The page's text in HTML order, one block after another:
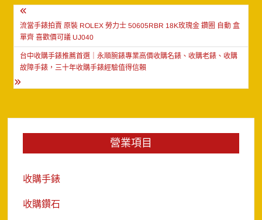
文
章
導
覽
流當手錶拍賣 原裝 ROLEX 勞力士 50605RBR 18K玫瑰金 鑽圈 自動 盒
單齊 喜歡價可議 UJ040
台中收購手錶推薦首選｜永順腕錶專業高價收購名錶、收購老錶、收購
故障手錶，三十年收購手錶經驗值得信賴
營業項目
收購手錶
收購鑽石